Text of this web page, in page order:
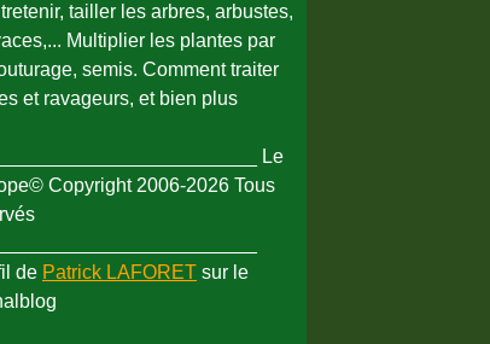
tailler les arbres, arbustes,
Multiplier les plantes par
semis. Comment traiter
et ravageurs, et bien plus
Le
Copyright 2006-2026 Tous
de Patrick LAFORET sur le